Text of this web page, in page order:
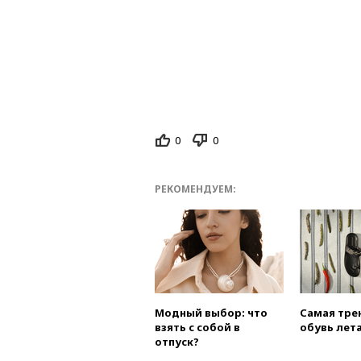
0 0
РЕКОМЕНДУЕМ:
Модный выбор: что
взять с собой в
отпуск?
Самая
обувь